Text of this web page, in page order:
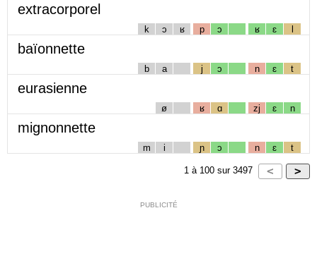
extracorporel
k ɔ ʁ p ɔ ʁ ɛ l
baïonnette
b a j ɔ n ɛ t
eurasienne
ø ʁ ɑ zj ɛ n
mignonnette
m i ɲ ɔ n ɛ t
1 à 100 sur 3497
PUBLICITÉ